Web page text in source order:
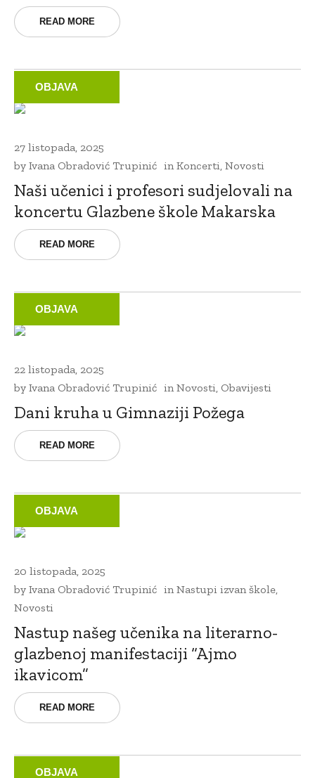
READ MORE
OBJAVA
27 listopada, 2025
by Ivana Obradović Trupinić inKoncerti, Novosti
Naši učenici i profesori sudjelovali na
koncertu Glazbene škole Makarska
READ MORE
OBJAVA
22 listopada, 2025
by Ivana Obradović Trupinić inNovosti, Obavijesti
Dani kruha u Gimnaziji Požega
READ MORE
OBJAVA
20 listopada, 2025
by Ivana Obradović Trupinić in Nastupi izvan škole
Novosti
Nastup našeg učenika na literarno-
glazbenoj manifestaciji “Ajmo
ikavicom”
READ MORE
OBJAVA